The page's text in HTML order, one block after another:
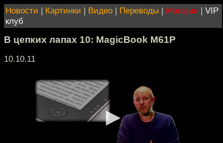
Новости | Картинки | Видео | Переводы | Магазин | VIP
клуб
В цепких лапах 10: MagicBook M61P
10.10.11